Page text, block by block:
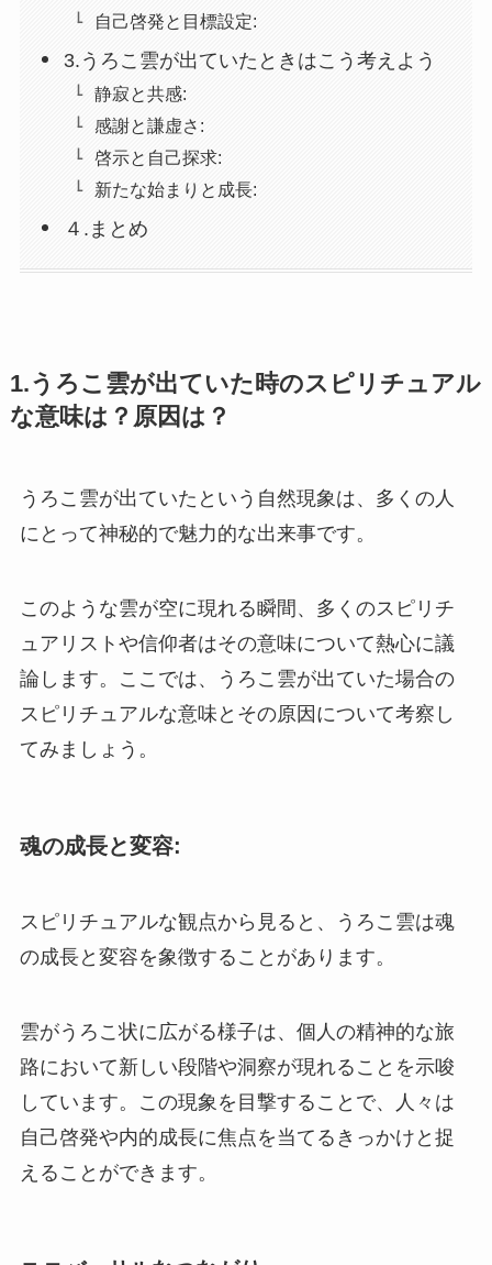
自己啓発と目標設定:
3.うろこ雲が出ていたときはこう考えよう
静寂と共感:
感謝と謙虚さ:
啓示と自己探求:
新たな始まりと成長:
４.まとめ
1.うろこ雲が出ていた時のスピリチュアル
な意味は？原因は？
​​うろこ雲が出ていたという自然現象は、多くの人
にとって神秘的で魅力的な出来事です。
このような雲が空に現れる瞬間、多くのスピリチ
ュアリストや信仰者はその意味について熱心に議
論します。ここでは、うろこ雲が出ていた場合の
スピリチュアルな意味とその原因について考察し
てみましょう。
魂の成長と変容:
スピリチュアルな観点から見ると、うろこ雲は魂
の成長と変容を象徴することがあります。
雲がうろこ状に広がる様子は、個人の精神的な旅
路において新しい段階や洞察が現れることを示唆
しています。この現象を目撃することで、人々は
自己啓発や内的成長に焦点を当てるきっかけと捉
えることができます。